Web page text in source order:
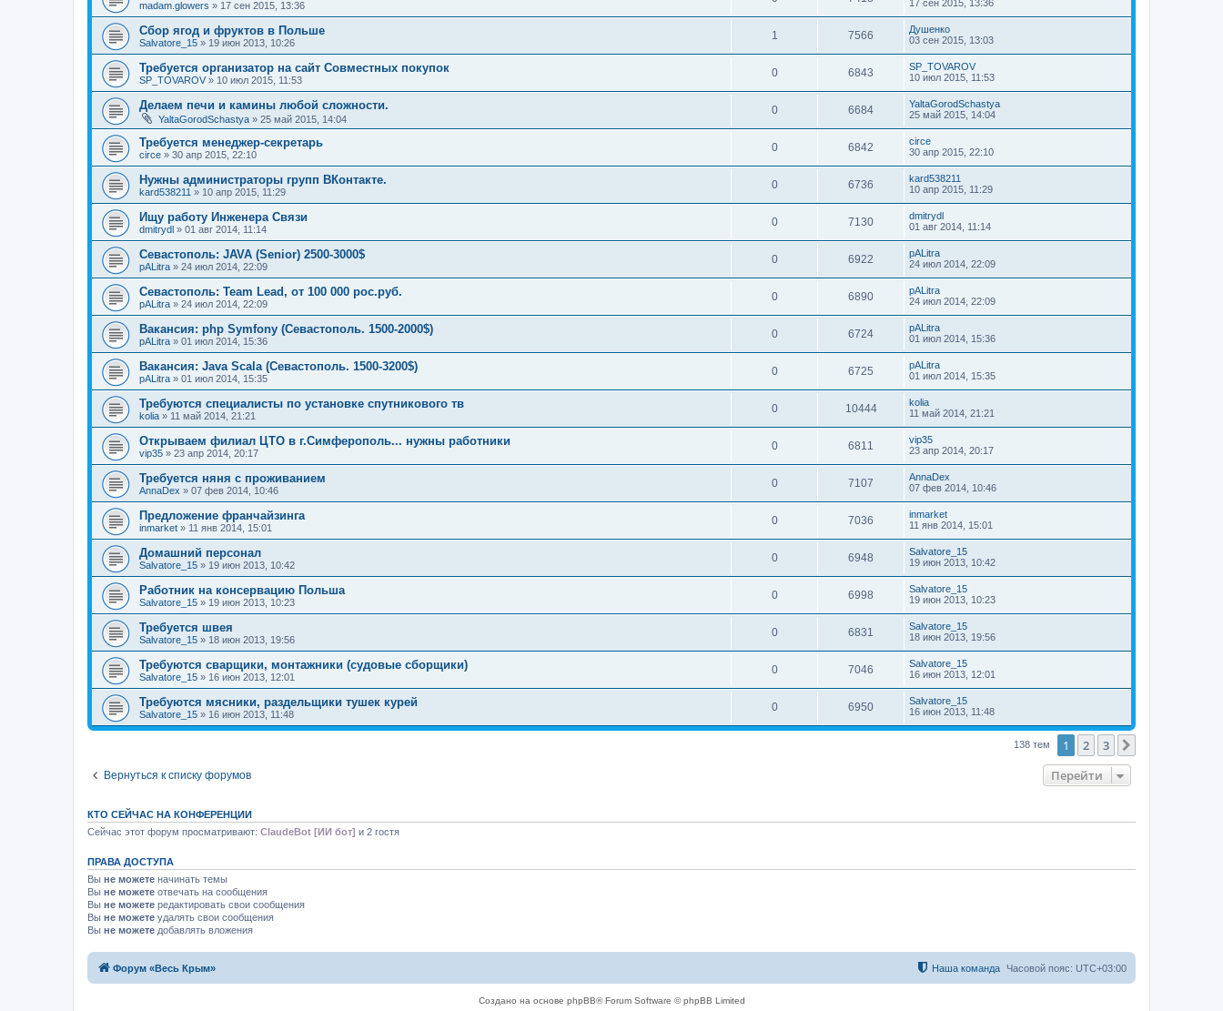
madam.glowers » 17 сен 2015, 13:36
17 сен 2015, 13:36
Сбор ягод и фруктов в Польше
Salvatore_15 » 19 июн 2013, 10:26
1 7566
Душенко
03 сен 2015, 13:03
Требуется организатор на сайт Совместных покупок
SP_TOVAROV » 10 июл 2015, 11:53
0 6843
SP_TOVAROV
10 июл 2015, 11:53
Делаем печи и камины любой сложности.
YaltaGorodSchastya » 25 май 2015, 14:04
0 6684
YaltaGorodSchastya
25 май 2015, 14:04
Требуется менеджер-секретарь
circe » 30 апр 2015, 22:10
0 6842
circe
30 апр 2015, 22:10
Нужны администраторы групп ВКонтакте.
kard538211 » 10 апр 2015, 11:29
0 6736
kard538211
10 апр 2015, 11:29
Ищу работу Инженера Связи
dmitrydl » 01 авг 2014, 11:14
0 7130
dmitrydl
01 авг 2014, 11:14
Севастополь: JAVA (Senior) 2500-3000$
pALitra » 24 июл 2014, 22:09
0 6922
pALitra
24 июл 2014, 22:09
Севастополь: Team Lead, от 100 000 рос.руб.
pALitra » 24 июл 2014, 22:09
0 6890
pALitra
24 июл 2014, 22:09
Вакансия: php Symfony (Севастополь. 1500-2000$)
pALitra » 01 июл 2014, 15:36
0 6724
pALitra
01 июл 2014, 15:36
Вакансия: Java Scala (Севастополь. 1500-3200$)
pALitra » 01 июл 2014, 15:35
0 6725
pALitra
01 июл 2014, 15:35
Требуются специалисты по установке спутникового тв
kolia » 11 май 2014, 21:21
0 10444
kolia
11 май 2014, 21:21
Открываем филиал ЦТО в г.Симферополь... нужны работники
vip35 » 23 апр 2014, 20:17
0 6811
vip35
23 апр 2014, 20:17
Требуется няня с проживанием
AnnaDex » 07 фев 2014, 10:46
0 7107
AnnaDex
07 фев 2014, 10:46
Предложение франчайзинга
inmarket » 11 янв 2014, 15:01
0 7036
inmarket
11 янв 2014, 15:01
Домашний персонал
Salvatore_15 » 19 июн 2013, 10:42
0 6948
Salvatore_15
19 июн 2013, 10:42
Работник на консервацию Польша
Salvatore_15 » 19 июн 2013, 10:23
0 6998
Salvatore_15
19 июн 2013, 10:23
Требуется швея
Salvatore_15 » 18 июн 2013, 19:56
0 6831
Salvatore_15
18 июн 2013, 19:56
Требуются сварщики, монтажники (судовые сборщики)
Salvatore_15 » 16 июн 2013, 12:01
0 7046
Salvatore_15
16 июн 2013, 12:01
Требуются мясники, раздельщики тушек курей
Salvatore_15 » 16 июн 2013, 11:48
0 6950
Salvatore_15
16 июн 2013, 11:48
138 тем 1 2 3
Вернуться к списку форумов Перейти
КТО СЕЙЧАС НА КОНФЕРЕНЦИИ
Сейчас этот форум просматривают: ClaudeBot [ИИ бот] и 2 гостя
ПРАВА ДОСТУПА
Вы не можете начинать темы
Вы не можете отвечать на сообщения
Вы не можете редактировать свои сообщения
Вы не можете удалять свои сообщения
Вы не можете добавлять вложения
Форум «Весь Крым» Часовой пояс: UTC+03:00
Наша команда
Создано на основе phpBB® Forum Software © phpBB Limited